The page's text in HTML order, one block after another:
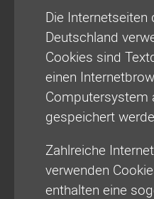
Die Internetseiten
Deutschland
Cookies sind
einen
Computersystem
gespeichert
Zahlreiche
verwenden
enthalten eine